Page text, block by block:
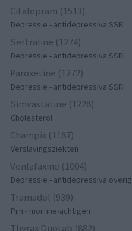
Citalopram (1513)
Depressie - antidepressiva SSRI
Sertraline (1274)
Depressie - antidepressiva SSRI
Paroxetine (1272)
Depressie - antidepressiva SSRI
Simvastatine (1228)
Cholesterol
Champix (1187)
Verslavingsziekten
Venlafaxine (1004)
Depressie - antidepressiva overig
Tramadol (939)
Pijn - morfine-achtigen
Thyrax Duotab (882)